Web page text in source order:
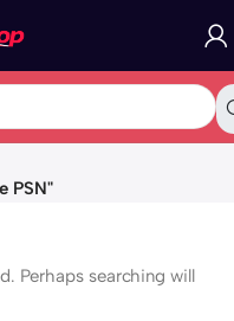
PSN"
Perhaps searching will